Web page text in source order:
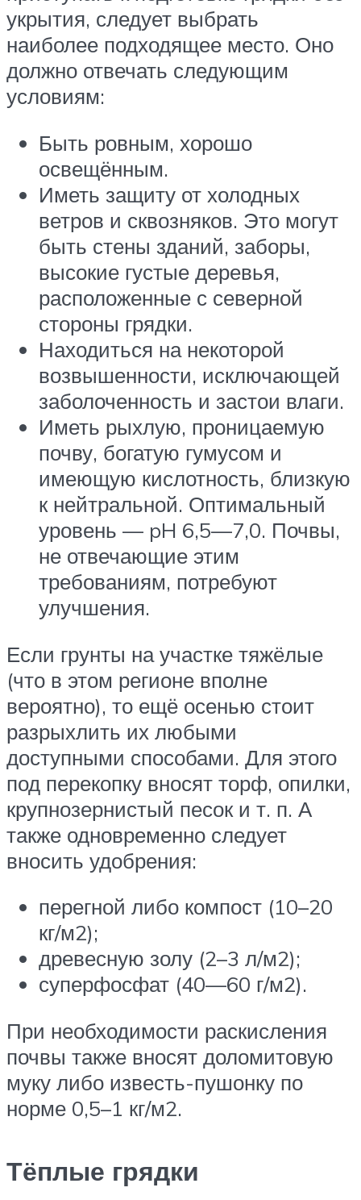
укрытия, следует выбрать
наиболее подходящее место. Оно
должно отвечать следующим
условиям:
Быть ровным, хорошо
освещённым.
Иметь защиту от холодных
ветров и сквозняков. Это могут
быть стены зданий, заборы,
высокие густые деревья,
расположенные с северной
стороны грядки.
Находиться на некоторой
возвышенности, исключающей
заболоченность и застои влаги.
Иметь рыхлую, проницаемую
почву, богатую гумусом и
имеющую кислотность, близкую
к нейтральной. Оптимальный
уровень — pH 6,5—7,0. Почвы,
не отвечающие этим
требованиям, потребуют
улучшения.
Если грунты на участке тяжёлые
(что в этом регионе вполне
вероятно), то ещё осенью стоит
разрыхлить их любыми
доступными способами. Для этого
под перекопку вносят торф, опилки,
крупнозернистый песок и т. п. А
также одновременно следует
вносить удобрения:
перегной либо компост (10–20
кг/м2);
древесную золу (2–3 л/м2);
суперфосфат (40—60 г/м2).
При необходимости раскисления
почвы также вносят доломитовую
муку либо известь-пушонку по
норме 0,5–1 кг/м2.
Тёплые грядки